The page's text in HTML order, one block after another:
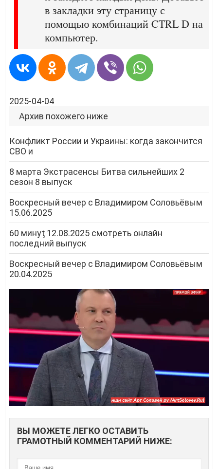
в закладки эту страницу с
помощью комбинаций CTRL D на
компьютер.
2025-04-04
Архив похожего ниже
Конфликт России и Украины: когда закончится
СВО и
8 марта Экстрасенсы Битва сильнейших 2
сезон 8 выпуск
Воскресный вечер с Владимиром Соловьёвым
15.06.2025
60 минуƫ 12.08.2025 смотреть онлайн
последний выпуск
Воскресный вечер с Владимиром Соловьёвым
20.04.2025
ВЫ МОЖЕТЕ ЛЕГКО ОСТАВИТЬ
ГРАМОТНЫЙ КОММЕНТАРИЙ НИЖЕ: